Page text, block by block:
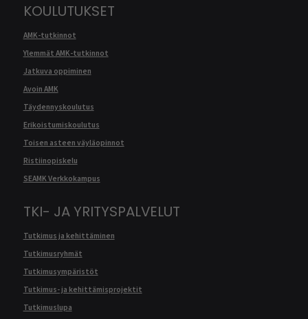
KOULUTUKSET
AMK-tutkinnot
Ylemmät AMK-tutkinnot
Jatkuva oppiminen
Avoin AMK
Täydennyskoulutus
Erikoistumiskoulutus
Toisen asteen väyläopinnot
Ristiinopiskelu
SEAMK Verkkokampus
TKI- JA YRITYSPALVELUT
Tutkimus ja kehittäminen
Tutkimusryhmät
Tutkimusympäristöt
Tutkimus- ja kehittämisprojektit
Tutkimuslupa